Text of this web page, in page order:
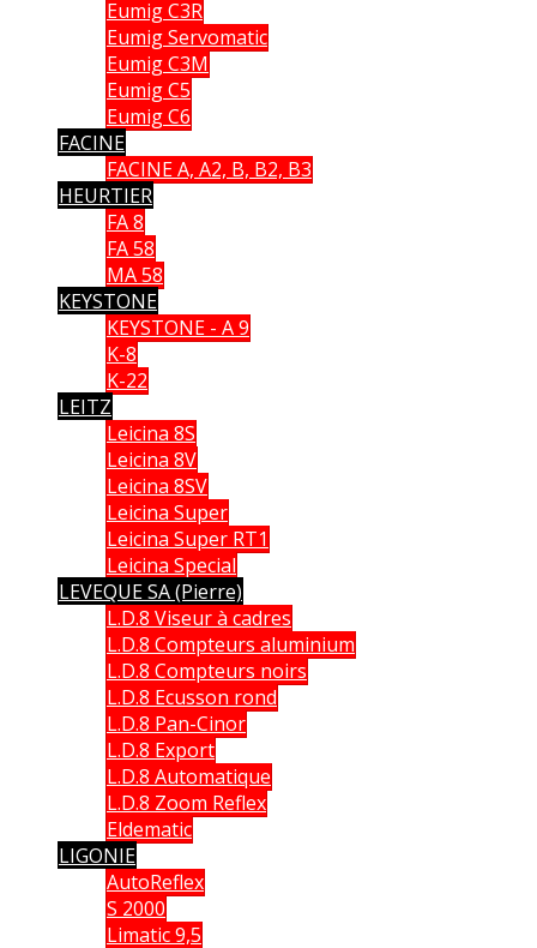
Eumig C3R
Eumig Servomatic
Eumig C3M
Eumig C5
Eumig C6
FACINE
FACINE A, A2, B, B2, B3
HEURTIER
FA 8
FA 58
MA 58
KEYSTONE
KEYSTONE - A 9
K-8
K-22
LEITZ
Leicina 8S
Leicina 8V
Leicina 8SV
Leicina Super
Leicina Super RT1
Leicina Special
LEVEQUE SA (Pierre)
L.D.8 Viseur à cadres
L.D.8 Compteurs aluminium
L.D.8 Compteurs noirs
L.D.8 Ecusson rond
L.D.8 Pan-Cinor
L.D.8 Export
L.D.8 Automatique
L.D.8 Zoom Reflex
Eldematic
LIGONIE
AutoReflex
S 2000
Limatic 9,5